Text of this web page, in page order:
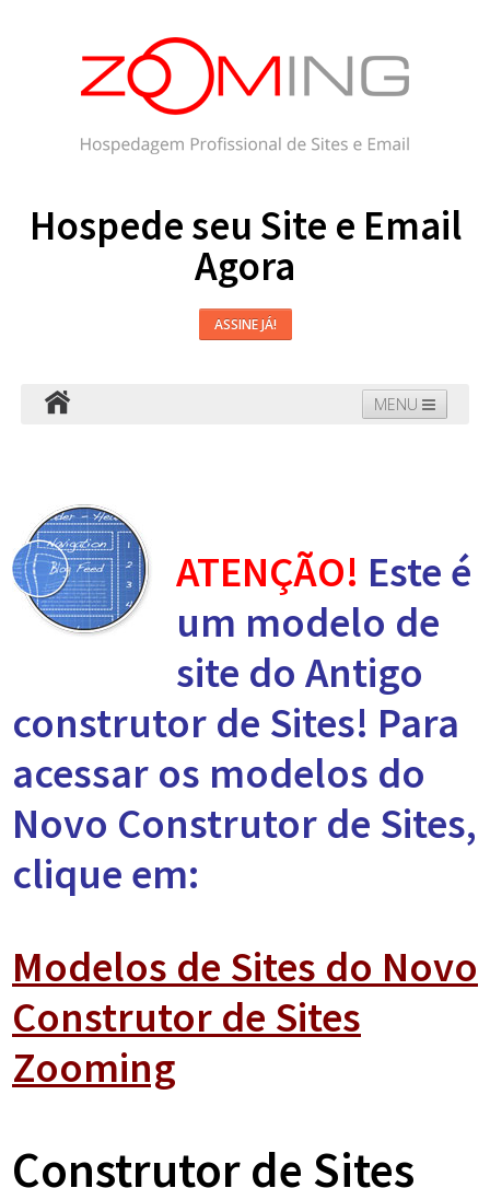
Hospede seu Site e Email
Agora
ASSINE JÁ!
MENU
ATENÇÃO! Este é
um modelo de
site do Antigo
construtor de Sites! Para
acessar os modelos do
Novo Construtor de Sites,
clique em:
Modelos de Sites do Novo
Construtor de Sites
Zooming
Construtor de Sites